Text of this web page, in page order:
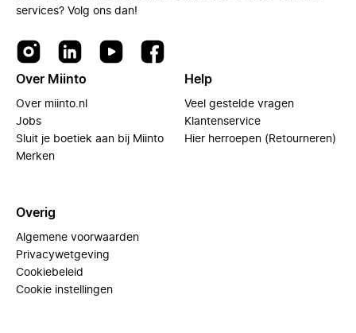
services? Volg ons dan!
Over Miinto
Over miinto.nl
Jobs
Sluit je boetiek aan bij Miinto
Merken
Help
Veel gestelde vragen
Klantenservice
Hier herroepen (Retourneren)
Overig
Algemene voorwaarden
Privacywetgeving
Cookiebeleid
Cookie instellingen